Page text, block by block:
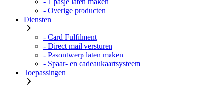
- Overige producten
Diensten
- Card Fulfilment
- Direct mail versturen
- Pasontwerp laten maken
- Spaar- en cadeaukaartsysteem
Toepassingen